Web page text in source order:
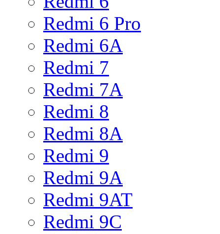
Redmi 6 Pro
Redmi 6A
Redmi 7
Redmi 7A
Redmi 8
Redmi 8A
Redmi 9
Redmi 9A
Redmi 9AT
Redmi 9C